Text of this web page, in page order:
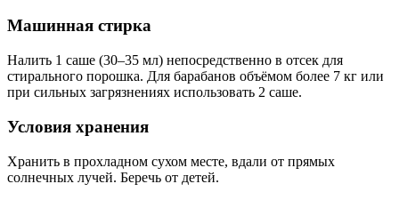
Машинная стирка
Налить 1 саше (30–35 мл) непосредственно в отсек для
стирального порошка. Для барабанов объёмом более 7 кг или
при сильных загрязнениях использовать 2 саше.
Условия хранения
Хранить в прохладном сухом месте, вдали от прямых
солнечных лучей. Беречь от детей.